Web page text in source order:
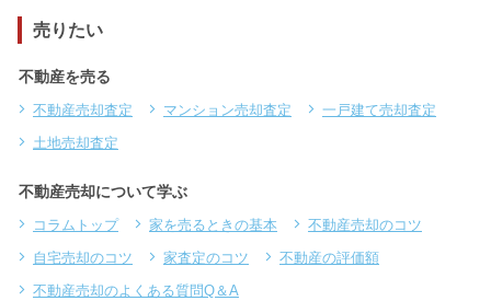
売りたい
不動産を売る
不動産売却査定 マンション売却査定
一戸建て売却査定
土地売却査定
不動産売却について学ぶ
コラムトップ 家を売るときの基本
不動産売却のコツ
自宅売却のコツ
家査定のコツ
不動産の評価額
不動産売却のよくある質問Q＆A